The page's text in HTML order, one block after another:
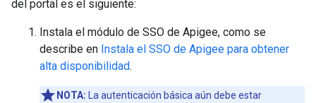
del portal es el siguiente:
Instala el módulo de SSO de Apigee, como se
describe en Instala el SSO de Apigee para obtener
alta disponibilidad.
NOTA: La autenticación básica aún debe estar